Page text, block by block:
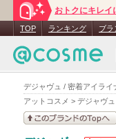
デジャヴュ / 密着アイラ
アットコスメ > デジャヴュ
おトクにキレイ
TOP ランキング ブラ